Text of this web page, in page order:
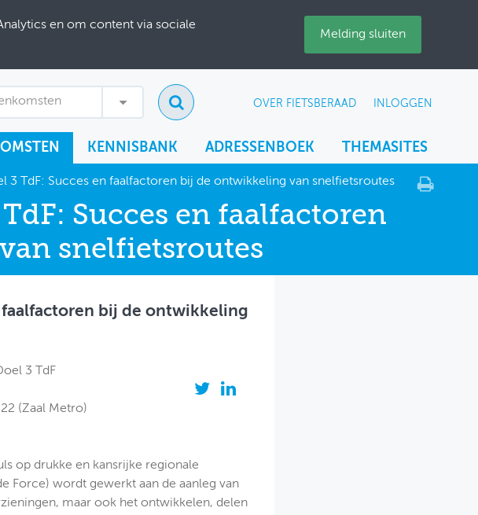
en om content via sociale
Melding sluiten
OVER FIETSBERAAD INLOGGEN
KENNISBANK ADRESSENBOEK THEMASITES
3 TdF: Succes en faalfactoren bij de ontwikkeling van snelfietsroutes
Succes en faalfactoren
snelfietsroutes
faalfactoren bij de ontwikkeling
3 TdF
(Zaal Metro)
op drukke en kansrijke regionale
Force) wordt gewerkt aan de aanleg van
maar ook het ontwikkelen, delen